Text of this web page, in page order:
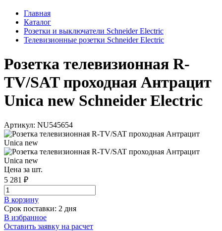
Главная
Каталог
Розетки и выключатели Schneider Electric
Телевизионные розетки Schneider Electric
Розетка телевизионная R-
TV/SAT проходная Антрацит
Unica new Schneider Electric
Артикул: NU545654
Цена за шт.
5 281 ₽
В корзинy
Срок поставки: 2 дня
В избранное
Оставить заявку на расчет